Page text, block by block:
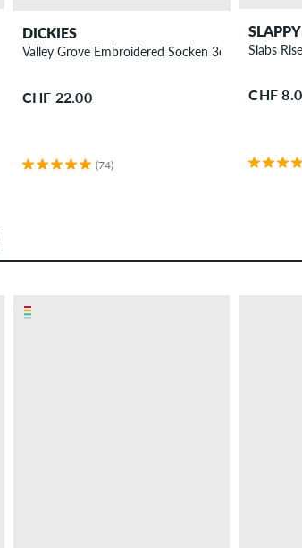
DICKIES
Valley Grove Embroidered Socken 3er Pack
CHF 22.00
(74)
SLAPPY
Slabs
CHF